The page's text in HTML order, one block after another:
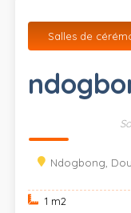
Salles de
Ndogbong,
1 m2